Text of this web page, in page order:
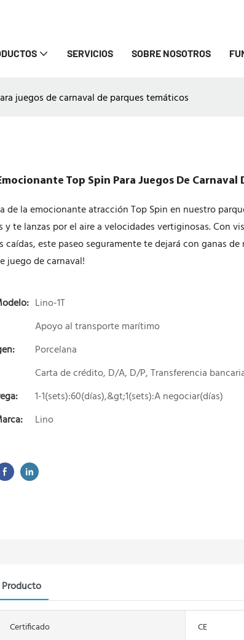
SERVICIOS SOBRE NOSOTROS
juegos de carnaval de parques temáticos
Top Spin Para Juegos De Carnaval
de la emocionante atracción Top Spin en nuestro
y te lanzas por el aire a velocidades vertiginosas. Con
caídas, este paseo seguramente te dejará con ganas de
juego de carnaval!
Lino-1T
Apoyo al transporte marítimo
Porcelana
Carta de crédito, D/A, D/P, Transferencia
1-1(sets):60(días),&gt;1(sets):A negociar(días)
Lino
Certificado CE